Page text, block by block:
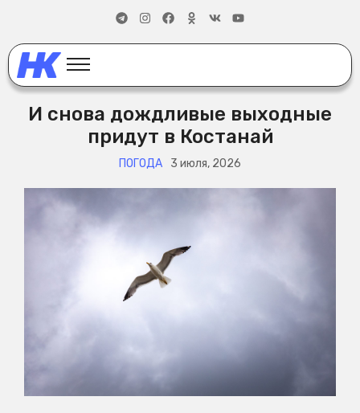
И снова дождливые выходные
придут в Костанай
ПОГОДА 3 июля, 2026